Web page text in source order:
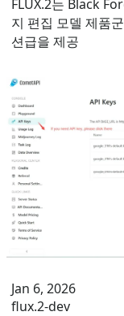
FLUX.2는 Black
지 편집 모델 제품
션급을 제공
Jan 6, 2026
flux.2-dev